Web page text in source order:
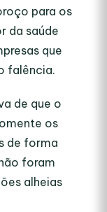
para os
da saúde
que
falência.
de que o
os
de forma
foram
alheias